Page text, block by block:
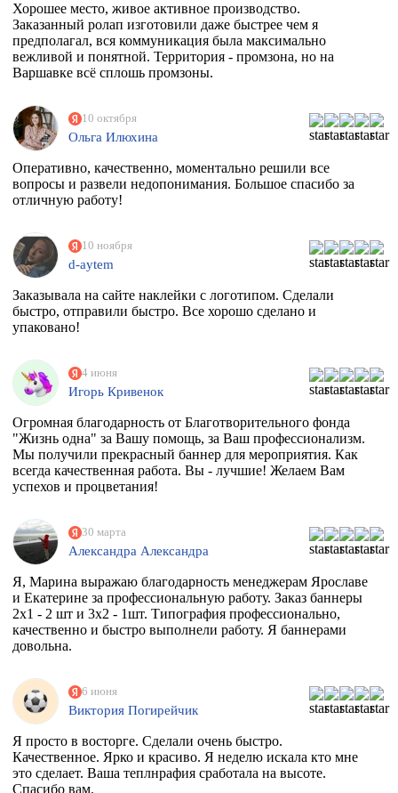
Хорошее место, живое активное производство.
Заказанный ролап изготовили даже быстрее чем я
предполагал, вся коммуникация была максимально
вежливой и понятной. Территория - промзона, но на
Варшавке всё сплошь промзоны.
10 октября
Ольга Илюхина
Оперативно, качественно, моментально решили все
вопросы и развели недопонимания. Большое спасибо за
отличную работу!
10 ноября
d-aytem
Заказывала на сайте наклейки с логотипом. Сделали
быстро, отправили быстро. Все хорошо сделано и
упаковано!
4 июня
Игорь Кривенок
Огромная благодарность от Благотворительного фонда
"Жизнь одна" за Вашу помощь, за Ваш профессионализм.
Мы получили прекрасный баннер для мероприятия. Как
всегда качественная работа. Вы - лучшие! Желаем Вам
успехов и процветания!
30 марта
Александра Александра
Я, Марина выражаю благодарность менеджерам Ярославе
и Екатерине за профессиональную работу. Заказ баннеры
2х1 - 2 шт и 3х2 - 1шт. Типография профессионально,
качественно и быстро выполнели работу. Я баннерами
довольна.
6 июня
Виктория Погирейчик
Я просто в восторге. Сделали очень быстро.
Качественное. Ярко и красиво. Я неделю искала кто мне
это сделает. Ваша теплнрафия сработала на высоте.
Спасибо вам.